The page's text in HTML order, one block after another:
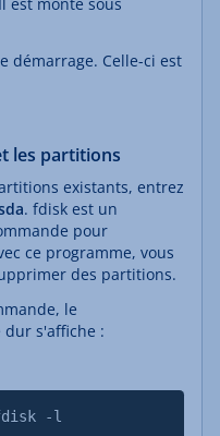
démarrage. Celle-ci est
les partitions
existants, entrez
. fdisk est un
pour
ce programme, vous
des partitions.
le
s'affiche :
-l